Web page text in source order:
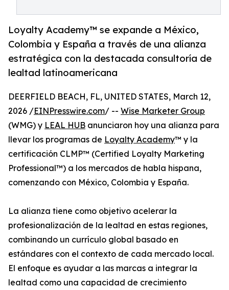
Loyalty Academy™ se expande a México,
Colombia y España a través de una alianza
estratégica con la destacada consultoría de
lealtad latinoamericana
DEERFIELD BEACH, FL, UNITED STATES, March 12,
2026 /EINPresswire.com/ -- Wise Marketer Group
(WMG) y LEAL HUB anunciaron hoy una alianza para
llevar los programas de Loyalty Academy™ y la
certificación CLMP™ (Certified Loyalty Marketing
Professional™) a los mercados de habla hispana,
comenzando con México, Colombia y España.
La alianza tiene como objetivo acelerar la
profesionalización de la lealtad en estas regiones,
combinando un currículo global basado en
estándares con el contexto de cada mercado local.
El enfoque es ayudar a las marcas a integrar la
lealtad como una capacidad de crecimiento